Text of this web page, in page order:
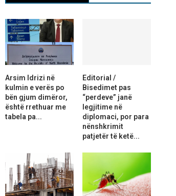
Arsim Idrizi në
kulmin e verës po
bën gjum dimëror,
është rrethuar me
tabela pa...
Editorial /
Bisedimet pas
“perdeve” janë
legjitime në
diplomaci, por para
nënshkrimit
patjetër të ketë...